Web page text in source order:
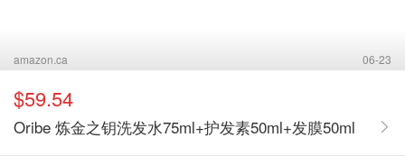
amazon.ca 06-23
$59.54
Oribe 炼金之钥洗发水75ml+护发素50ml+发膜50ml